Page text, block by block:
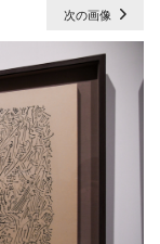
次の画像